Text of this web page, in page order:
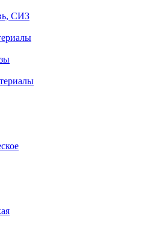
СИЗ